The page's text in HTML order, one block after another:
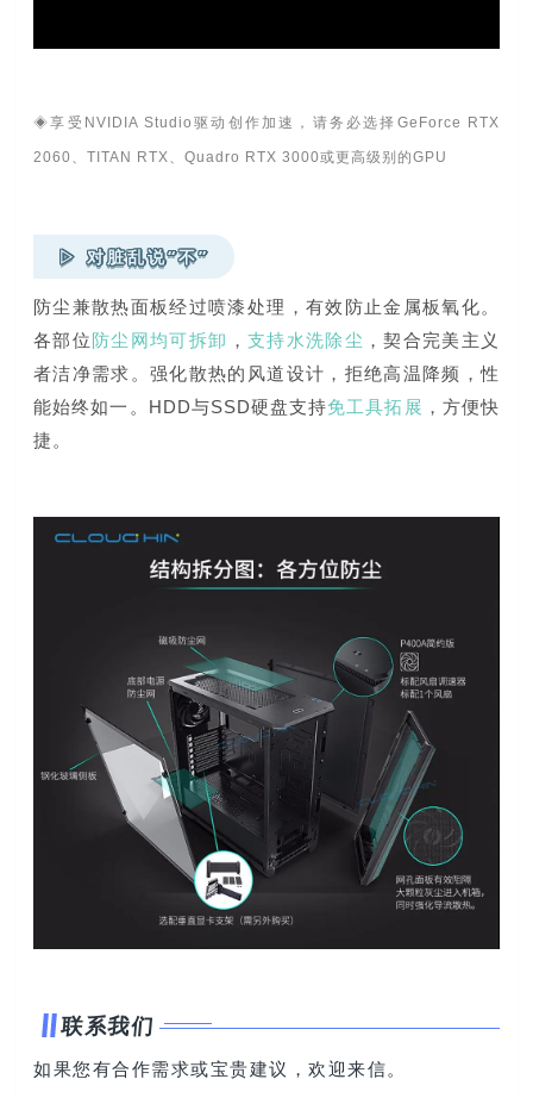
◈享受NVIDIA Studio驱动创作加速，请务必选择GeForce RTX
2060、TITAN RTX、Quadro RTX 3000或更高级别的GPU
▷ 对脏乱说“不”
防尘兼散热面板经过喷漆处理，有效防止金属板氧化。
各部位防尘网均可拆卸 ， 支持水洗除尘 ，契合完美主义
者洁净需求。强化散热的风道设计，拒绝高温降频，性
能始终如一。HDD与SSD硬盘支持免工具拓展 ，方便快
捷。
联系我们
如果您有合作需求或宝贵建议，欢迎来信。